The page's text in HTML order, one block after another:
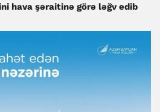
hava şəraitinə görə ləğv edib